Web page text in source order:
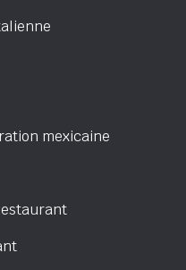
mexicaine